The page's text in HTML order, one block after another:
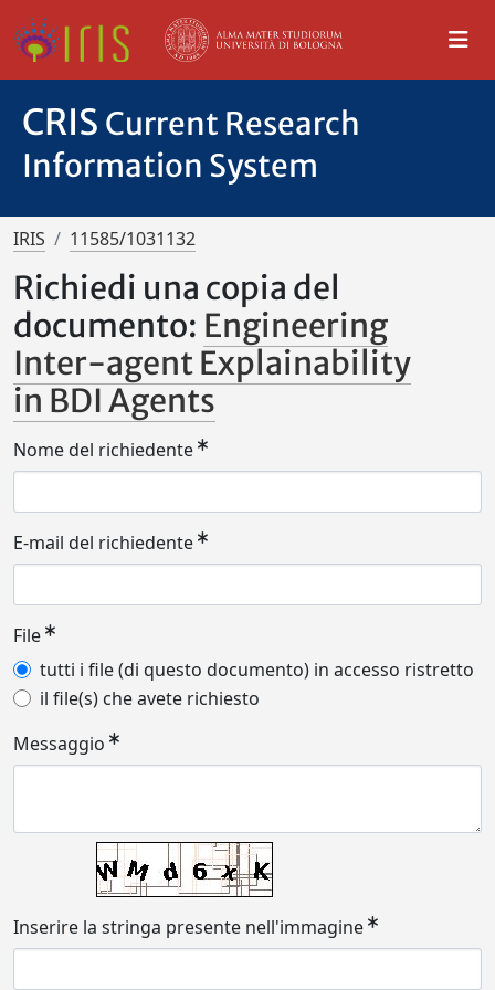
CRIS Current Research
Information System
IRIS 11585/1031132
Richiedi una copia del
documento: Engineering
Inter-agent Explainability
in BDI Agents
Nome del richiedente
E-mail del richiedente
File
tutti i file (di questo documento) in accesso ristretto
il file(s) che avete richiesto
Messaggio
Inserire la stringa presente nell'immagine